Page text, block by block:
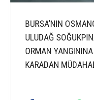
BURSA’NIN
ULUDAĞ
ORMAN
KARADAN